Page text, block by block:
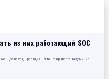
из них работающий SOC
детекты, реакция. Что закрывает каждый из